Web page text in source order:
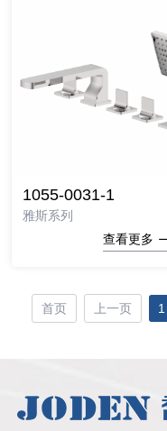
1055-0031-1
雅斯系列
查看更多
首页 上一页 1